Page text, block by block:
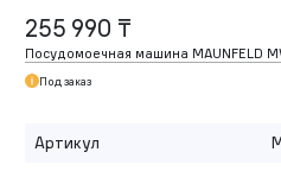
255 990 ₸
Посудомоечная машина MAUNFELD
Под заказ
Артикул